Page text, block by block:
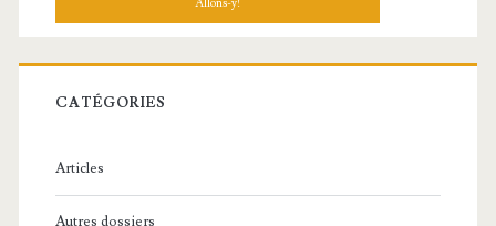
h
r
c
:
CATÉGORIES
Articles
Autres dossiers